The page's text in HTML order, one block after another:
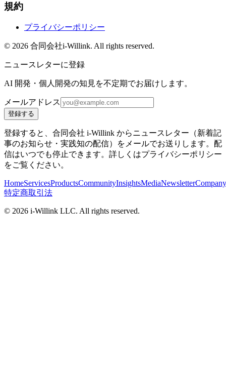
規約
プライバシーポリシー
© 2026 合同会社i-Willink. All rights reserved.
ニュースレターに登録
AI 開発・個人開発の知見を不定期でお届けします。
メールアドレス
登録する
登録すると、合同会社 i-Willink からニュースレター（新着記
事のお知らせ・実践知の配信）をメールでお送りします。配
信はいつでも停止できます。詳しくはプライバシーポリシー
をご覧ください。
HomeServicesProductsCommunityInsightsMediaNewsletterCompany
特定商取引法
© 2026 i-Willink LLC. All rights reserved.